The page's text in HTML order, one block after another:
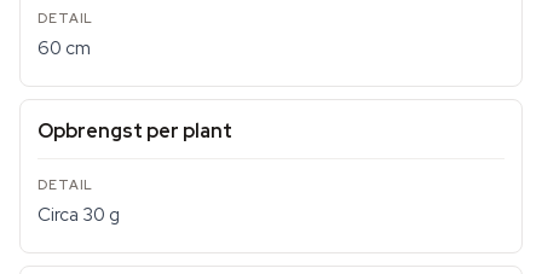
60 cm
Opbrengst per plant
Circa 30 g